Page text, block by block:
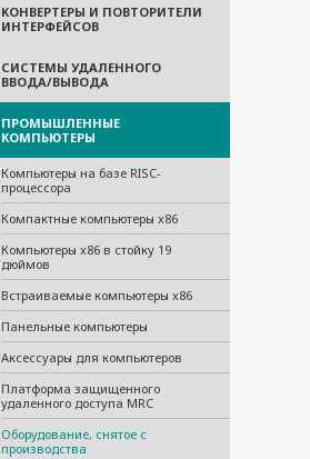
КОНВЕРТЕРЫ И ПОВТОРИТЕЛИ
ИНТЕРФЕЙСОВ
СИСТЕМЫ УДАЛЕННОГО
ВВОДА/ВЫВОДА
ПРОМЫШЛЕННЫЕ
КОМПЬЮТЕРЫ
Компьютеры на базе RISC-
процессора
Компактные компьютеры x86
Компьютеры x86 в стойку 19
дюймов
Встраиваемые компьютеры x86
Панельные компьютеры
Аксессуары для компьютеров
Платформа защищенного
удаленного доступа MRC
Оборудование, снятое с
производства